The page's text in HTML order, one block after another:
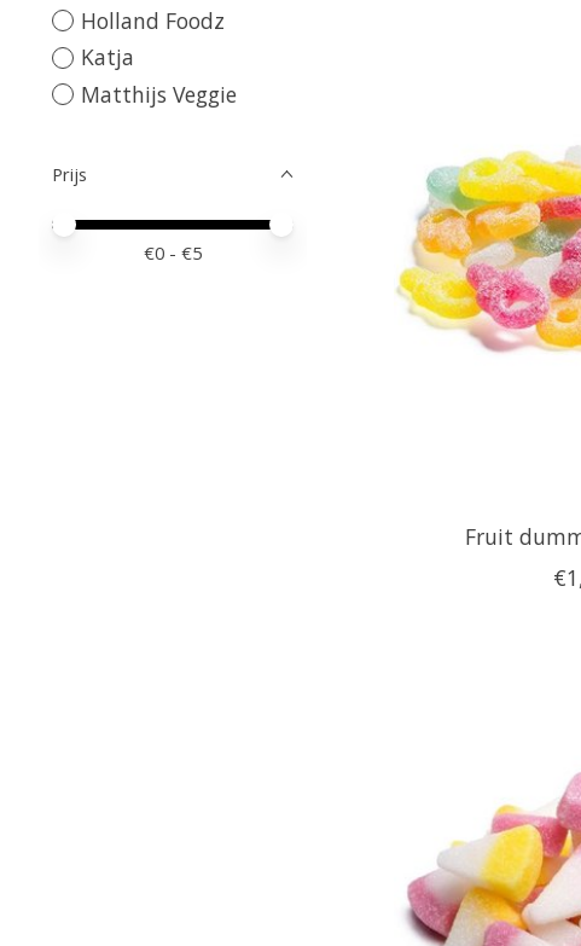
Holland Foodz
Katja
Matthijs Veggie
Prijs
Minimale prijswaarde
Price maximum value
€0 - €5
Fruit